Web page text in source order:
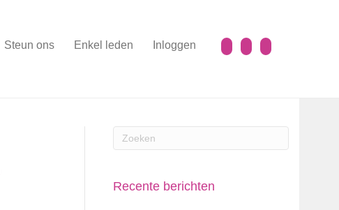
Steun ons Enkel leden Inloggen
Recente berichten